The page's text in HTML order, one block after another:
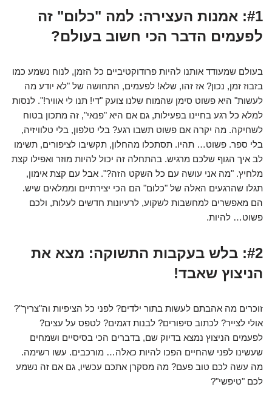
#1: אמנות העצירה: למה "כלום" זה
לפעמים הדבר הכי חשוב בעולם?
בעולם שמעודד אותנו להיות פרודוקטיביים כל הזמן, לנוח נשמע כמו
בזבוז זמן, נכון? אז זהו, שלא! לפעמים, התחושה של "לא יודע מה
לעשות" היא פשוט סימן שהמוח שלנו צועק "די! תנו לי אוויר!". לנסות
למלא כל רגע בחיינו בפעילות, גם אם היא "פנאי", זה מתכון בטוח
לשחיקה. מה יקרה אם פשוט תשבו רגע? בלי טלפון, בלי טלוויזיה,
בלי ספר. פשוט… תהיו. תסתכלו מהחלון, תקשיבו לציפורים, תשימו
לב איך הגוף שלכם מרגיש. בהתחלה זה יכול להיות מוזר ואפילו קצת
מלחיץ. "מה אני עושה עם כל השקט הזה?". אבל עם קצת אימון,
תגלו שהרגעים האלה של "כלום" הם הכי יצירתיים וממלאים שיש.
הם מאפשרים למחשבות לשקוע, לרעיונות חדשים לעלות, ולכם
פשוט… להיות.
#2: בלש בעקבות התשוקה: מצא את
הניצוץ שאבד!
זוכרים מה אהבתם לעשות בתור ילדים? לפני כל הציפיות וה"צריך"?
אולי לצייר? לכתוב סיפורים? לבנות דגמים? לטפס על עצים?
לפעמים הניצוץ נמצא בדיוק שם, בדברים הכי בסיסיים ושמחים
שעשינו לפני שהחיים הפכו להיות כאלה… מורכבים. עשו רשימה.
מה עשה לכם טוב פעם? מה מסקרן אתכם עכשיו, גם אם זה נשמע
לכם "טיפשי"?